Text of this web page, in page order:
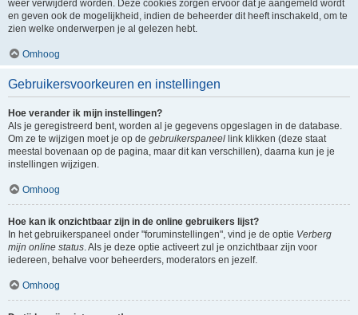
weer verwijderd worden. Deze cookies zorgen ervoor dat je aangemeld wordt
en geven ook de mogelijkheid, indien de beheerder dit heeft inschakeld, om te
zien welke onderwerpen je al gelezen hebt.
Omhoog
Gebruikersvoorkeuren en instellingen
Hoe verander ik mijn instellingen?
Als je geregistreerd bent, worden al je gegevens opgeslagen in de database.
Om ze te wijzigen moet je op de gebruikerspaneel link klikken (deze staat
meestal bovenaan op de pagina, maar dit kan verschillen), daarna kun je je
instellingen wijzigen.
Omhoog
Hoe kan ik onzichtbaar zijn in de online gebruikers lijst?
In het gebruikerspaneel onder "foruminstellingen", vind je de optie Verberg
mijn online status. Als je deze optie activeert zul je onzichtbaar zijn voor
iedereen, behalve voor beheerders, moderators en jezelf.
Omhoog